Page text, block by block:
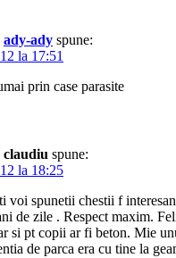
ady-ady spune:
la 17:51
prin case parasite
claudiu spune:
la 18:25
voi spunetii chestii f
de zile . Respect maxim.
si pt copii ar fi beton. Mie
de parca era cu tine la